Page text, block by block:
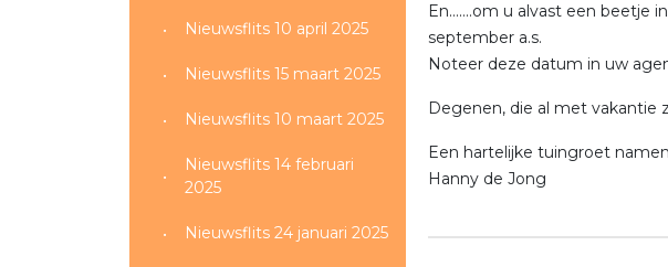
Nieuwsflits 10 april 2025
Nieuwsflits 15 maart 2025
Nieuwsflits 10 maart 2025
Nieuwsflits 14 februari
2025
Nieuwsflits 24 januari 2025
En.......om u alvast een
september a.s.
Noteer deze datum in uw
Degenen, die al met vakantie
Een hartelijke tuingroet
Hanny de Jong